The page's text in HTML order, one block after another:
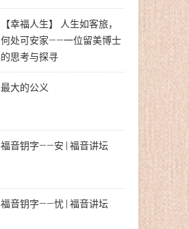
【幸福人生】 人生如客旅，
何处可安家——一位留美博士
的思考与探寻
最大的公义
福音钥字——安 | 福音讲坛
福音钥字——忧 | 福音讲坛